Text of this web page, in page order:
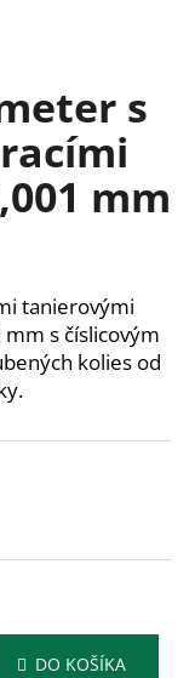
s
mm
tanierovými
s číslicovým
kolies od
DO KOŠÍKA